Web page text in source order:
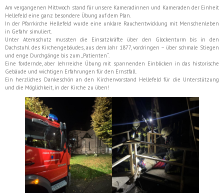
Am vergangenen Mittwoch stand für unsere Kameradinnen und Kameraden der Einheit
Hellefeld eine ganz besondere Übung auf dem Plan.
In der Pfarrkirche Hellefeld wurde eine unklare Rauchentwicklung mit Menschenleben
in Gefahr simuliert.
Unter Atemschutz mussten die Einsatzkräfte über den Glockenturm bis in den
Dachstuhl des Kirchengebäudes, aus dem Jahr 1877, vordringen – über schmale Stiegen
und enge Durchgänge bis zum „Patienten“.
Eine fordernde, aber lehrreiche Übung mit spannenden Einblicken in das historische
Gebäude und wichtigen Erfahrungen für den Ernstfall.
Ein herzliches Dankeschön an den Kirchenvorstand Hellefeld für die Unterstützung
und die Möglichkeit, in der Kirche zu üben!